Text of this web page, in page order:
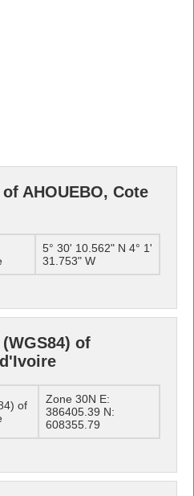
AHOUEBO, Cote
5° 30' 10.562" N 4° 1'
31.753" W
of
of
Zone 30N E:
386405.39 N:
608355.79